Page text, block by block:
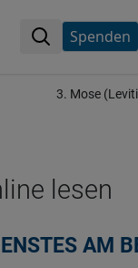
Spenden
3. Mose
lesen
AM